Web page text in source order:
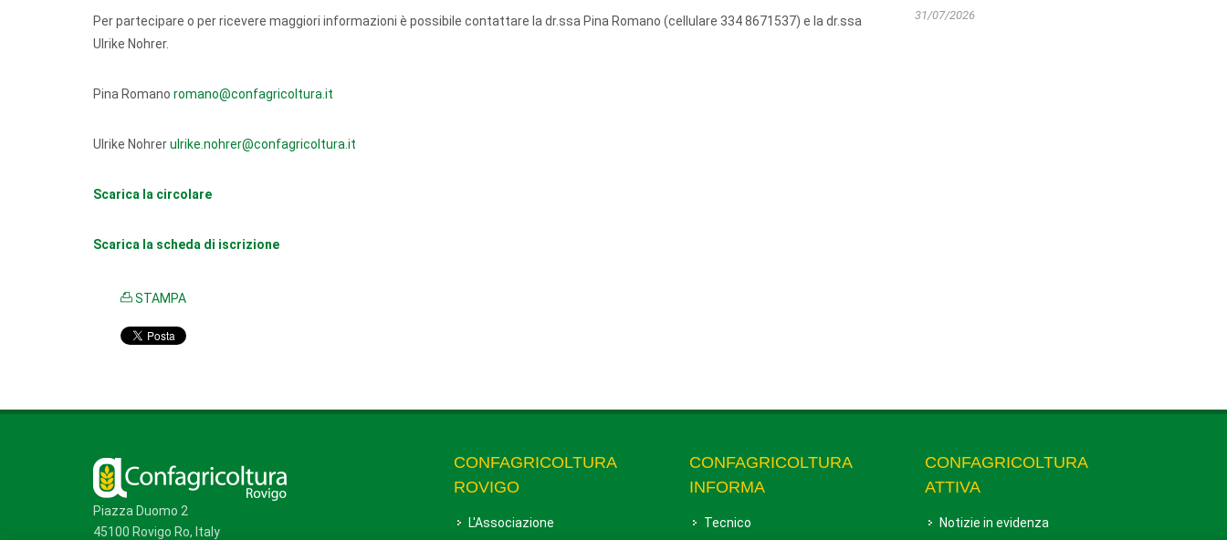
Per partecipare o per ricevere maggiori informazioni è possibile contattare la dr.ssa Pina Romano (cellulare 334 8671537) e la dr.ssa
Ulrike Nohrer.
Pina Romano romano@confagricoltura.it
Ulrike Nohrerulrike.nohrer@confagricoltura.it
Scarica la circolare
Scarica la scheda di iscrizione
STAMPA
31/07/2026
Piazza Duomo 2
45100 Rovigo Ro, Italy
CONFAGRICOLTURA
ROVIGO
L'Associazione
CONFAGRICOLTURA
INFORMA
Tecnico
CONFAGRICOLTURA
ATTIVA
Notizie in evidenza